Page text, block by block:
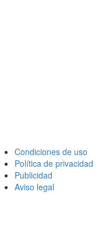
Condiciones de uso
Política de privacidad
Publicidad
Aviso legal